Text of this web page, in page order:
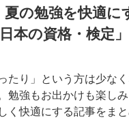
の勉強を快適に
本の資格・検定
たり」という方は少なく
勉強もお出かけも楽し
く快適にする記事をまと